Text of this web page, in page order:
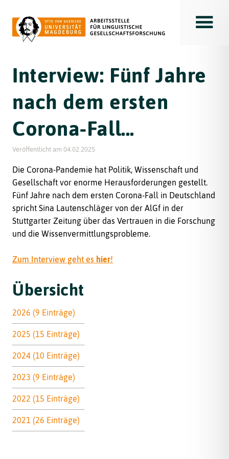
Interview: Fünf Jahre
nach dem ersten
Corona-Fall...
Veröffentlicht am 04.02.2025
Die Corona-Pandemie hat Politik, Wissenschaft und
Gesellschaft vor enorme Herausforderungen gestellt.
Fünf Jahre nach dem ersten Corona-Fall in Deutschland
spricht Sina Lautenschläger von der AlGf in der
Stuttgarter Zeitung über das Vertrauen in die Forschung
und die Wissenvermittlungsprobleme.
Zum Interview geht es hier!
Übersicht
2026 (9 Einträge)
2025 (15 Einträge)
2024 (10 Einträge)
2023 (9 Einträge)
2022 (15 Einträge)
2021 (26 Einträge)